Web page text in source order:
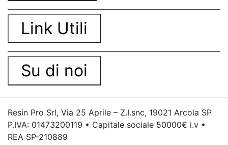
Link Utili
Su di noi
Resin Pro Srl, Via 25 Aprile – Z.I.snc, 19021 Arcola SP
P.IVA: 01473200119 • Capitale sociale 50000€ i.v •
REA SP-210889